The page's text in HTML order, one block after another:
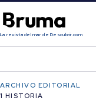
La revista del mar de Descubrir.com
ARCHIVO EDITORIAL
1 HISTORIA